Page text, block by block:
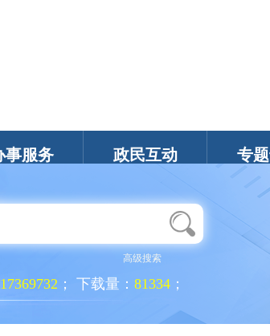
高级搜索
17369732 ； 下载量： 81334；